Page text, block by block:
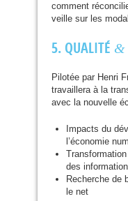
comment
veille sur les
5. QUALITÉ &
Pilotée par Henri
travaillera à la
avec la nouvelle
Impacts du
l’économie
des
Recherche de
le net